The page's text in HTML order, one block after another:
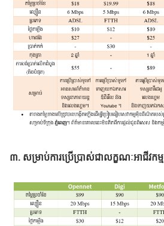
៣. សម្រាប់ការប្រើប្រាស់ជាលក្ខណៈអាជីវកម្ម